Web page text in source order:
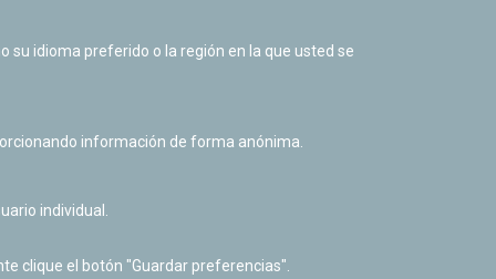
Política de cookies
Derecho de acceso a información pública
su idioma preferido o la región en la que usted se
información de forma anónima.
individual.
clique el botón "Guardar preferencias".